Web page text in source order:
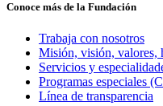
Conoce más de la Fundación
Trabaja con nosotros
Misión, visión, valores,
Servicios y
Programas especiales
Línea de transparencia